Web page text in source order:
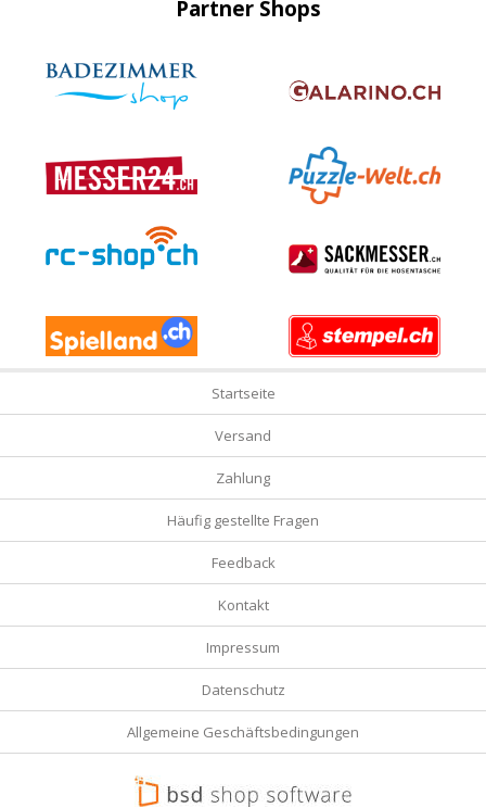
Partner Shops
Startseite
Versand
Zahlung
Häufig gestellte Fragen
Feedback
Kontakt
Impressum
Datenschutz
Allgemeine Geschäftsbedingungen